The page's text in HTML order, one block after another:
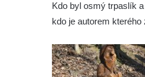
Socha Housenka
Socha Rosomák v
Socha Beruška v
Kdo byl osmý trpaslík
kdo je autorem kterého